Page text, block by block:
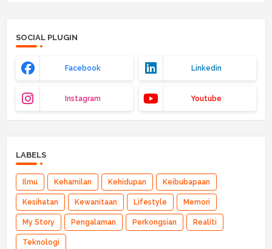
SOCIAL PLUGIN
Facebook Linkedin
Instagram Youtube
LABELS
Ilmu Kehamilan Kehidupan Keibubapaan
Kesihatan Kewanitaan Lifestyle Memori
My Story Pengalaman Perkongsian Realiti
Teknologi